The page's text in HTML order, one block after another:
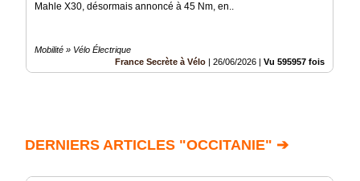
Mahle X30, désormais annoncé à 45 Nm, en..
Mobilité » Vélo Électrique
France Secrète à Vélo
26/06/2026 Vu 595957 fois
DERNIERS ARTICLES "OCCITANIE" ➔